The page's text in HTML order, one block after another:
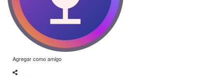
Agregar como amigo